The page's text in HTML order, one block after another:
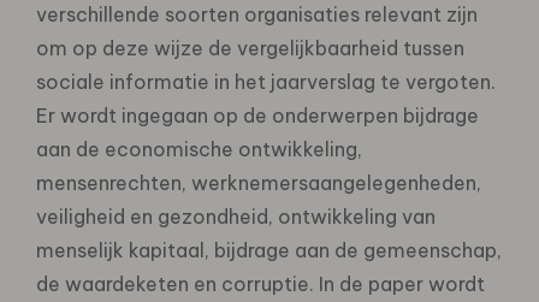
verschillende soorten organisaties relevant zijn
om op deze wijze de vergelijkbaarheid tussen
sociale informatie in het jaarverslag te vergoten.
Er wordt ingegaan op de onderwerpen bijdrage
aan de economische ontwikkeling,
mensenrechten, werknemersaangelegenheden,
veiligheid en gezondheid, ontwikkeling van
menselijk kapitaal, bijdrage aan de gemeenschap,
de waardeketen en corruptie. In de paper wordt